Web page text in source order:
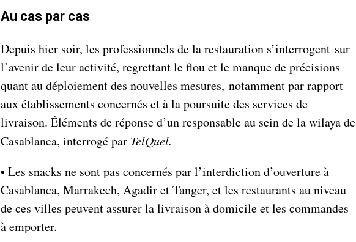
Au cas par cas
Depuis hier soir, les professionnels de la restauration s’interrogent sur
l’avenir de leur activité, regrettant le flou et le manque de précisions
quant au déploiement des nouvelles mesures, notamment par rapport
aux établissements concernés et à la poursuite des services de
livraison. Éléments de réponse d’un responsable au sein de la wilaya de
Casablanca, interrogé par TelQuel.
• Les snacks ne sont pas concernés par l’interdiction d’ouverture à
Casablanca, Marrakech, Agadir et Tanger, et les restaurants au niveau
de ces villes peuvent assurer la livraison à domicile et les commandes
à emporter.